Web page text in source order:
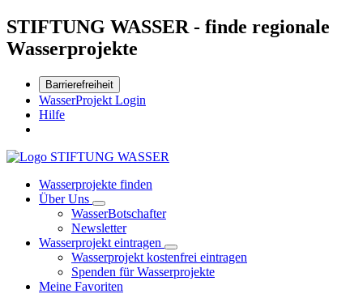
STIFTUNG WASSER - finde regionale
Wasserprojekte
Barrierefreiheit
WasserProjekt Login
Hilfe
Wasserprojekte finden
Über Uns
WasserBotschafter
Newsletter
Wasserprojekt eintragen
Wasserprojekt kostenfrei eintragen
Spenden für Wasserprojekte
Meine Favoriten